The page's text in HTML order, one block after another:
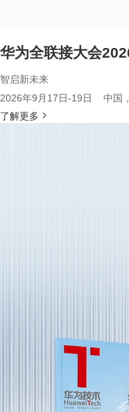
华为全联接大会
智启新未来
2026年9月17日-19日 中国
了解更多